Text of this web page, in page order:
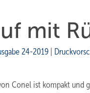
mit
24-2019
Conel ist kompakt und